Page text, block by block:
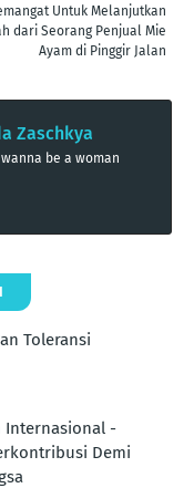
Untuk Melanjutkan
dari Seorang Penjual Mie
Ayam di Pinggir Jalan
Zaschkya
be a woman
Toleransi
Internasional -
Demi